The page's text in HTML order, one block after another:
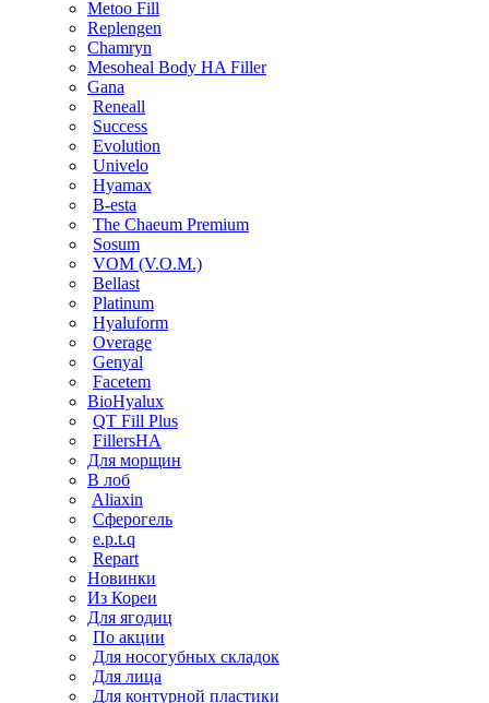
Metoo Fill
Replengen
Chamryn
Mesoheal Body HA Filler
Gana
Reneall
Success
Evolution
Univelo
Hyamax
B-esta
The Chaeum Premium
Sosum
VOM (V.O.M.)
Bellast
Platinum
Hyaluform
Overage
Genyal
Facetem
BioHyalux
QT Fill Plus
FillersHA
Для морщин
В лоб
Aliaxin
Сферогель
e.p.t.q
Repart
Новинки
Из Кореи
Для ягодиц
По акции
Для носогубных складок
Для лица
Для контурной пластики